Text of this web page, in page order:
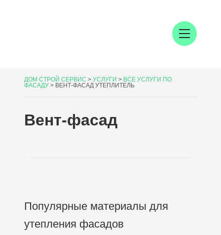
ДОМ СТРОЙ СЕРВИС > УСЛУГИ > ВСЕ УСЛУГИ ПО
ФАСАДУ > ВЕНТ-ФАСАД УТЕПЛИТЕЛЬ
Вент-фасад
Популярные материалы для
утепления фасадов